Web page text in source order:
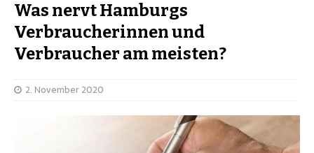
Was nervt Hamburgs
Verbraucherinnen und
Verbraucher am meisten?
2. November 2020